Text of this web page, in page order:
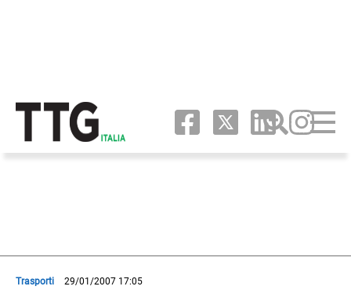
Trasporti 29/01/2007 17:05